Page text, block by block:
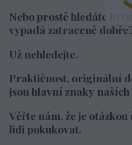
Nebo prostě hledáte
vypadá zatraceně
Už nehledejte.
Praktičnost, originální
jsou hlavní znaky
Věřte nám, že je otázkou
lidi pokukovat.